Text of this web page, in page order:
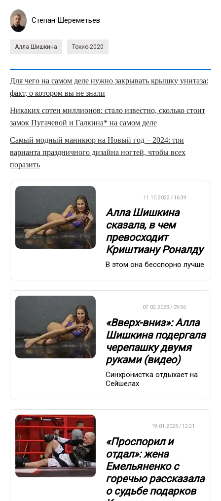
Степан Шереметьев
Алла Шишкина Токио-2020
Для чего на самом деле нужно закрывать крышку унитаза:
факт, о котором вы не знали
Никаких сотен миллионов: стало известно, сколько стоит
замок Пугачевой и Галкина* на самом деле
Самый модный маникюр на Новый год – 2024: три
варианта праздничного дизайна ногтей, чтобы всех
поразить
11.10.2023 / 16:39
Алла Шишкина
сказала, в чем
превосходит
Криштиану Роналду
В этом она бесспорно лучше
07.02.2023 / 09:36
«Вверх-вниз»: Алла
Шишкина подергала
черепашку двумя
руками (видео)
Синхронистка отдыхает на
Сейшелах
19.01.2023 / 12:21
«Проспорил и
отдал»: жена
Емельяненко с
горечью рассказала
о судьбе подарков